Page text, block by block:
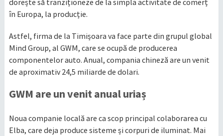
în Europa, la producție.
Astfel, firma de la Timișoara va face parte din grupul global
Mind Group, al GWM, care se ocupă de producerea
componentelor auto. Anual, compania chineză are un venit
de aproximativ 24,5 miliarde de dolari.
GWM are un venit anual uriaș
Noua companie locală are ca scop principal colaborarea cu
Elba, care deja produce sisteme și corpuri de iluminat. Mai